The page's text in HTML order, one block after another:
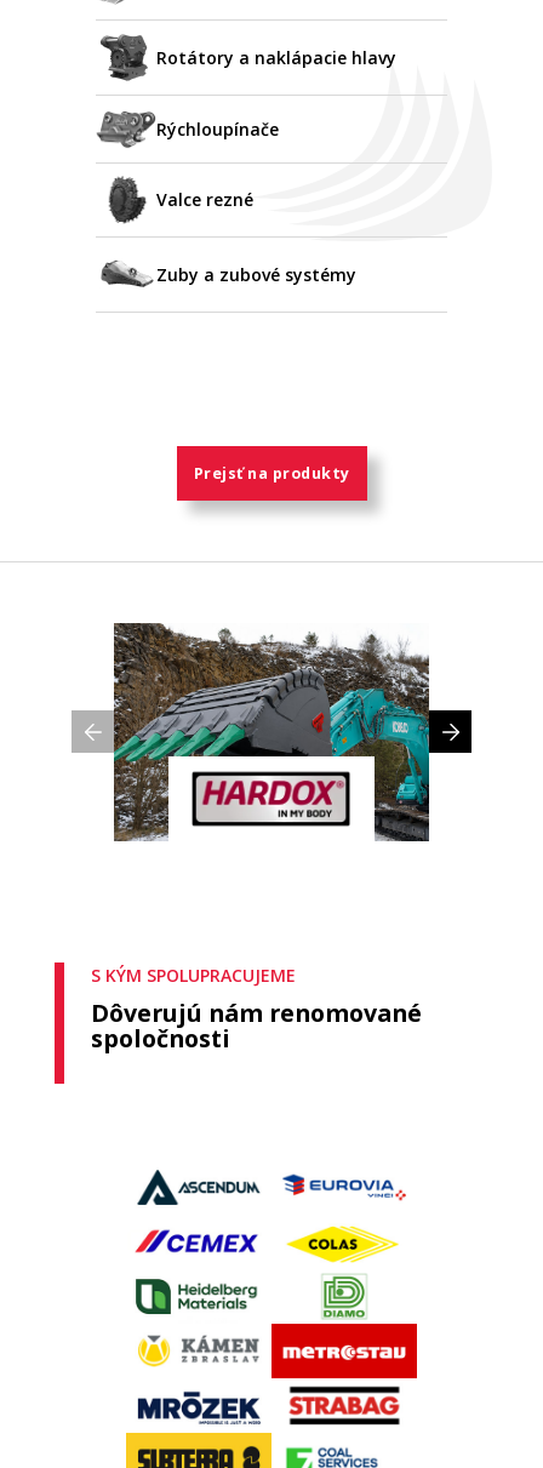
Rotátory a naklápacie hlavy
Rýchloupínače
Valce rezné
Zuby a zubové systémy
Prejsť na produkty
S KÝM SPOLUPRACUJEME
Dôverujú nám renomované
spoločnosti